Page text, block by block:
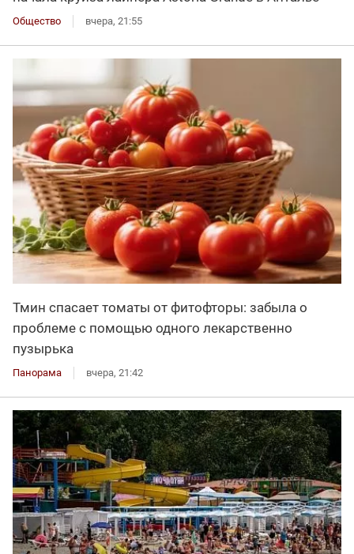
Общество вчера, 21:55
Тмин спасает томаты от фитофторы: забыла о
проблеме с помощью одного лекарственно
пузырька
Панорама вчера, 21:42